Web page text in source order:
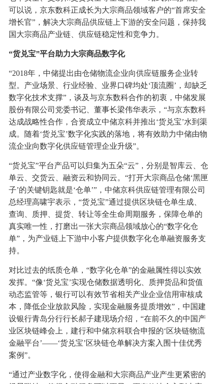
可以说，京东数科正成长为大宗商品领域客户的“首席安全
增长官”，解决大宗商品供应链上下游的安全问题，保持我
国大宗商品产业链、供应链稳定性和竞争力。
“货兑宝”平台助力大宗商品数字化
“2018年，中储提出由仓储物流企业向供应链服务企业转
型。产业场景、行业经验、业界口碑均处‘顶流圈’，却缺乏
数字化技术支撑”，谈及与京东数科合作的初衷，中储发展
股份有限公司党委书记、董事长梁伟华表示，“与京东数科
达成战略性合作，合资成立中储京科并推出‘货兑宝’水到渠
成。随着‘货兑宝’数字化实践的落地，将有效助力中储由物
流企业向数字化供应链管理企业升级”。
“货兑宝”平台产品可以归集为五朵“云”，分别是智库云、仓
单云、交货云、融资云和协同云。“打开大宗商品仓储‘黑匣
子’的关键钥匙就是‘仓单’”，中储京科供应链管理有限公司
总经理高啸宇表示，“货兑宝”通过提供区块链仓单生成、
查询、质押、提货、转让等全生命周期服务，保障仓单的
真实唯一性，打磨出一张大宗商品领域放心的“数字化仓
单”，为产业链上下游中小客户提供数字化仓单融资服务支
持。
对比过去的纸质仓单，“数字化仓单”的金融属性得以实效
发挥。“像‘货兑宝’实现仓储数据透明化、质押货品和货值
动态监管等，银行可以有效节省相关产业企业信用审核成
本，降低企业放款风险，实现金融服务提质增效”，中国建
设银行青岛分行行长郝子建现场介绍，“在前不久的中国产
业区块链峰会上，建行和中储京科联合申报的‘区块链物流
金融平台’——‘货兑宝’区块链仓单解决方案入围十佳优秀
案例”。
“通过产业数字化，使得金融和大宗商品产业产生更紧密的